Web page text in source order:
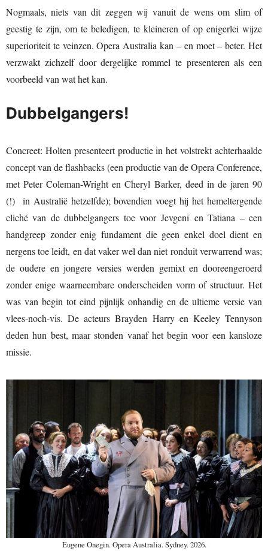
Nogmaals, niets van dit zeggen wij vanuit de wens om slim of
geestig te zijn, om te beledigen, te kleineren of op enigerlei wijze
superioriteit te veinzen. Opera Australia kan – en moet – beter. Het
verzwakt zichzelf door dergelijke rommel te presenteren als een
voorbeeld van wat het kan.
Dubbelgangers!
Concreet: Holten presenteert productie in het volstrekt achterhaalde
concept van de flashbacks (een productie van de Opera Conference,
met Peter Coleman-Wright en Cheryl Barker, deed in de jaren 90
(!) in Australië hetzelfde); bovendien voegt hij het hemeltergende
cliché van de dubbelgangers toe voor Jevgeni en Tatiana – een
handgreep zonder enig fundament die geen enkel doel dient en
nergens toe leidt, en dat vaker wel dan niet ronduit verwarrend was;
de oudere en jongere versies werden gemixt en dooreengeroerd
zonder enige waarneembare onderscheiden vorm of structuur. Het
was van begin tot eind pijnlijk onhandig en de ultieme versie van
vlees-noch-vis. De acteurs Brayden Harry en Keeley Tennyson
deden hun best, maar stonden vanaf het begin voor een kansloze
missie.
Eugene Onegin. Opera Australia. Sydney. 2026.